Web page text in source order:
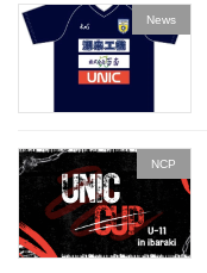
News
NCP